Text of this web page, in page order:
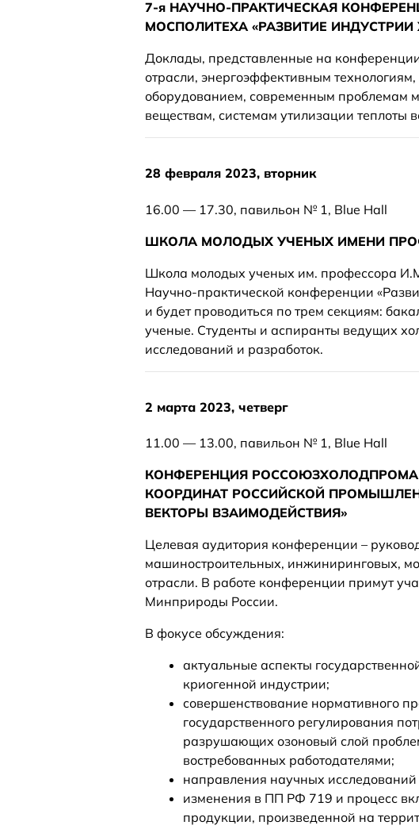
7-я НАУЧНО-ПРАКТИЧЕСКАЯ
МОСПОЛИТЕХА «РАЗВИТИЕ
Доклады, представленные на
отрасли, энергоэффективным
оборудованием, современным проблемам
веществам, системам утилизации теплоты
28 февраля 2023, вторник
16.00 — 17.30, павильон № 1, Blue Hall
ШКОЛА МОЛОДЫХ УЧЕНЫХ ИМЕНИ
Школа молодых ученых им. профессора
Научно-практической конференции
и будет проводиться по трем секциям:
ученые. Студенты и аспиранты ведущих
исследований и разработок.
2 марта 2023, четверг
11.00 — 13.00, павильон № 1, Blue Hall
КОНФЕРЕНЦИЯ РОССОЮЗХОЛОДПРОМА
КООРДИНАТ РОССИЙСКОЙ
ВЕКТОРЫ ВЗАИМОДЕЙСТВИЯ»
Целевая аудитория конференции –
машиностроительных, инжиниринговых,
отрасли. В работе конференции примут
Минприроды России.
В фокусе обсуждения:
актуальные аспекты
криогенной индустрии;
совершенствование нормативного
государственного регулирования
разрушающих озоновый слой
востребованных работодателями;
направления научных
изменения в ПП РФ 719 и процесс
продукции, произведенной на